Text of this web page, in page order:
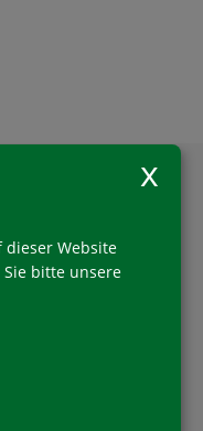
dieser Website
bitte unsere